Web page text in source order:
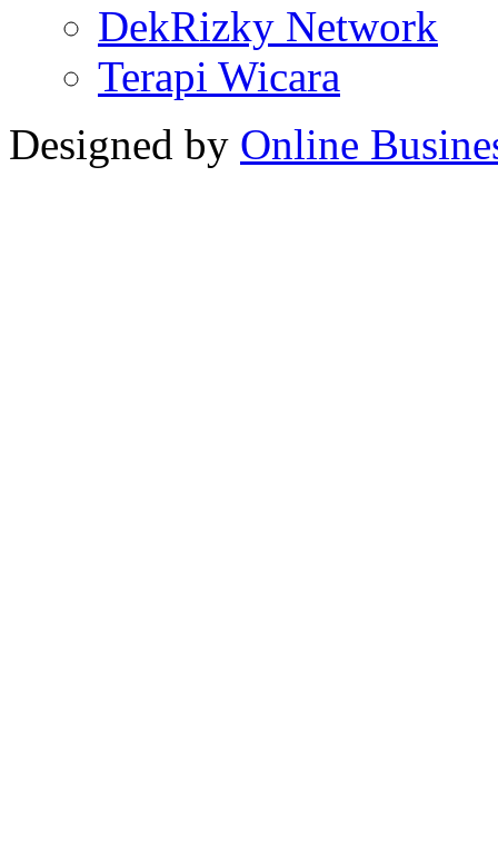
DekRizky Network
Terapi Wicara
Designed by Online